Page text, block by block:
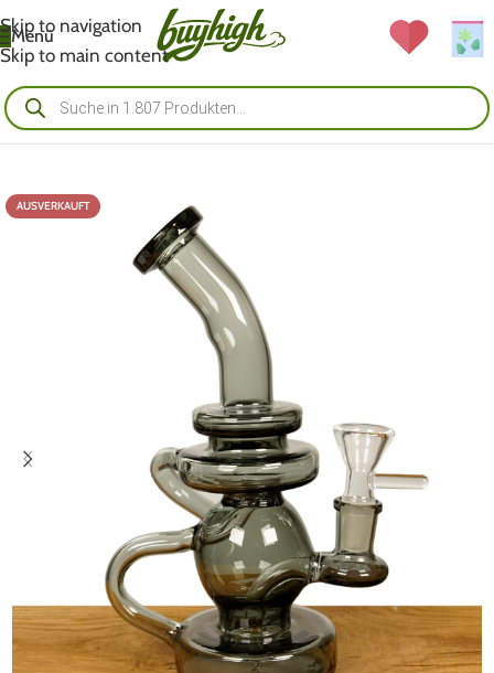
Skip to navigation
Skip to main content
Menü
AUSVERKAUFT